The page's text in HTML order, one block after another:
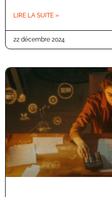
LIRE LA SUITE »
22 décembre 2024